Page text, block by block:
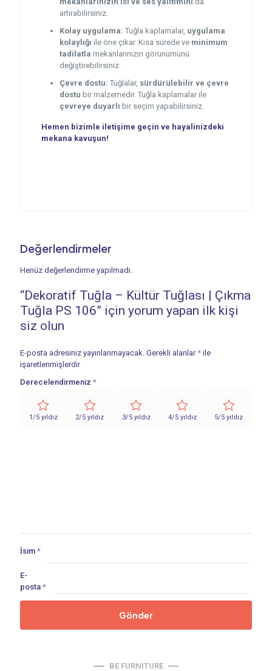
artırabilirsiniz.
Kolay uygulama: Tuğla kaplamalar, uygulama
kolaylığı ile öne çıkar. Kısa sürede ve minimum
tadilatla mekanlarınızın görünümünü
değiştirebilirsiniz.
Çevre dostu: Tuğlalar, sürdürülebilir ve çevre
dostu bir malzemedir. Tuğla kaplamalar ile
çevreye duyarlı bir seçim yapabilirsiniz.
Hemen bizimle iletişime geçin ve hayalinizdeki
mekana kavuşun!
Değerlendirmeler
Henüz değerlendirme yapılmadı.
“Dekoratif Tuğla – Kültür Tuğlası | Çıkma
Tuğla PS 106” için yorum yapan ilk kişi
siz olun
E-posta adresiniz yayınlanmayacak. Gerekli alanlar * ile
işaretlenmişlerdir
Derecelendirmeniz *
1/5 yıldız 2/5 yıldız 3/5 yıldız 4/5 yıldız 5/5 yıldız
İsim *
E-
posta *
BE FURNITURE